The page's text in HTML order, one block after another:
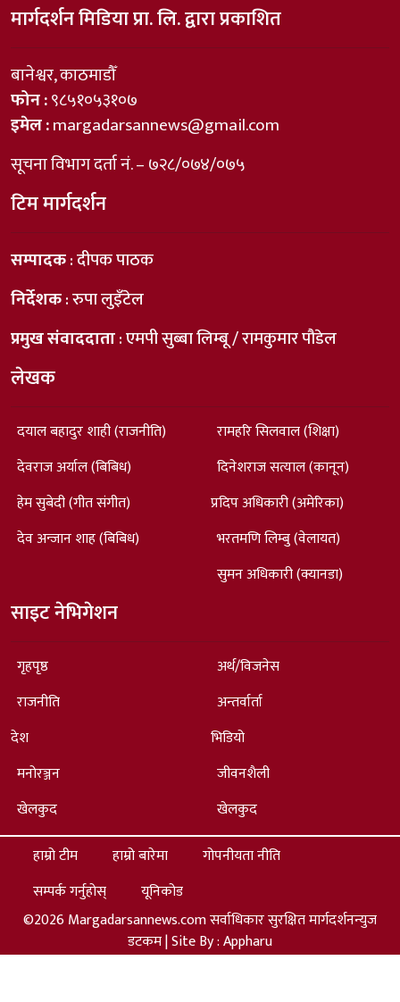
मार्गदर्शन मिडिया प्रा. लि. द्वारा प्रकाशित
बानेश्वर, काठमाडौँ
फोन :९८५१०५३१०७
इमेल :margadarsannews@gmail.com
सूचना विभाग दर्ता नं. – ७२८/०७४/०७५
टिम मार्गदर्शन
सम्पादक: दीपक पाठक
निर्देशक: रुपा लुइँटेल
प्रमुख संवाददाता: एमपी सुब्बा लिम्बू / रामकुमार पौडेल
लेखक
दयाल बहादुर शाही (राजनीति)
देवराज अर्याल (बिबिध)
हेम सुबेदी (गीत संगीत)
देव अन्जान शाह (बिबिध)
रामहरि सिलवाल (शिक्षा)
दिनेशराज सत्याल (कानून)
प्रदिप अधिकारी (अमेरिका)
भरतमणि लिम्बु (वेलायत)
सुमन अधिकारी (क्यानडा)
साइट नेभिगेशन
गृहपृष्ठ
राजनीति
देश
मनोरञ्जन
खेलकुद
अर्थ/विजनेस
अन्तर्वार्ता
भिडियो
जीवनशैली
खेलकुद
हाम्रो टीम
हाम्रो बारेमा
गोपनीयता नीति
सम्पर्क गर्नुहोस्
यूनिकोड
©2026 Margadarsannews.com सर्वाधिकार सुरक्षित मार्गदर्शनन्युज
डटकम | Site By :Appharu